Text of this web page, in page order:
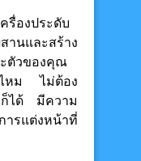
รื่องประดับ
นและสร้าง
ตัวของคุณ
ไหม ไม่ต้อง
ก็ได้ มีความ
ารแต่งหน้าที่